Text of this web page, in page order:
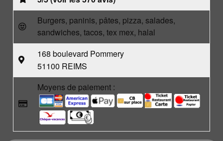
Burgers, paninis, pâtes, pizza, salades,
sandwiches, tacos, tex mex, halal
168 boulevard Pommery
51100 REIMS
Moyens de paiement :